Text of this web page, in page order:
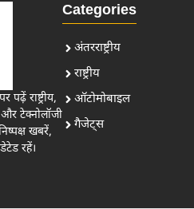
पढ़ें राष्ट्रीय,
और टेक्नोलॉजी
खबरें,
रहें।
Categories
अंतरराष्ट्रीय
राष्ट्रीय
ऑटोमोबाइल
गैजेट्स